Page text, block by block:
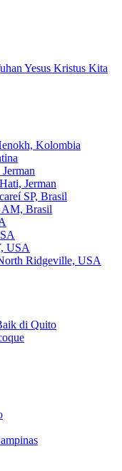
Yesus Kristus Kita
Kolombia
Jerman
SP, Brasil
AM, Brasil
USA
Ridgeville, USA
di Quito